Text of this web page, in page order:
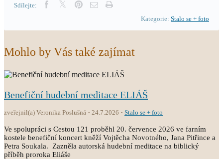
Sdílejte:
Kategorie: Stalo se + foto
Mohlo by Vás také zajímat
Benefiční hudební meditace ELIÁŠ
zveřejnil(a) Veronika Poslušná 24.7.2026 Stalo se + foto
Ve spolupráci s Cestou 121 proběhl 20. července 2026 ve farním
kostele benefiční koncert kněží Vojtěcha Novotného, Jana Pitřince a
Petra Soukala. Zazněla autorská hudební meditace na biblický
příběh proroka Eliáše